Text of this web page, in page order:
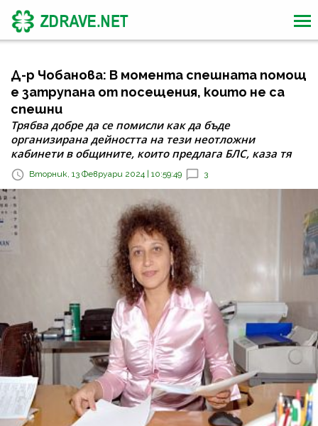
Д-р Чобанова: В момента спешната помощ
е затрупана от посещения, които не са
спешни
Трябва добре да се помисли как да бъде
организирана дейността на тези неотложни
кабинети в общините, които предлага БЛС, каза тя
Вторник, 13 Февруари 2024 | 10:59:49 3